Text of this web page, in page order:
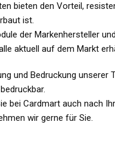
bieten den Vorteil,
ist.
der Markenhersteller
aktuell auf dem Markt
und Bedruckung
bei Cardmart auch nach
wir gerne für Sie.